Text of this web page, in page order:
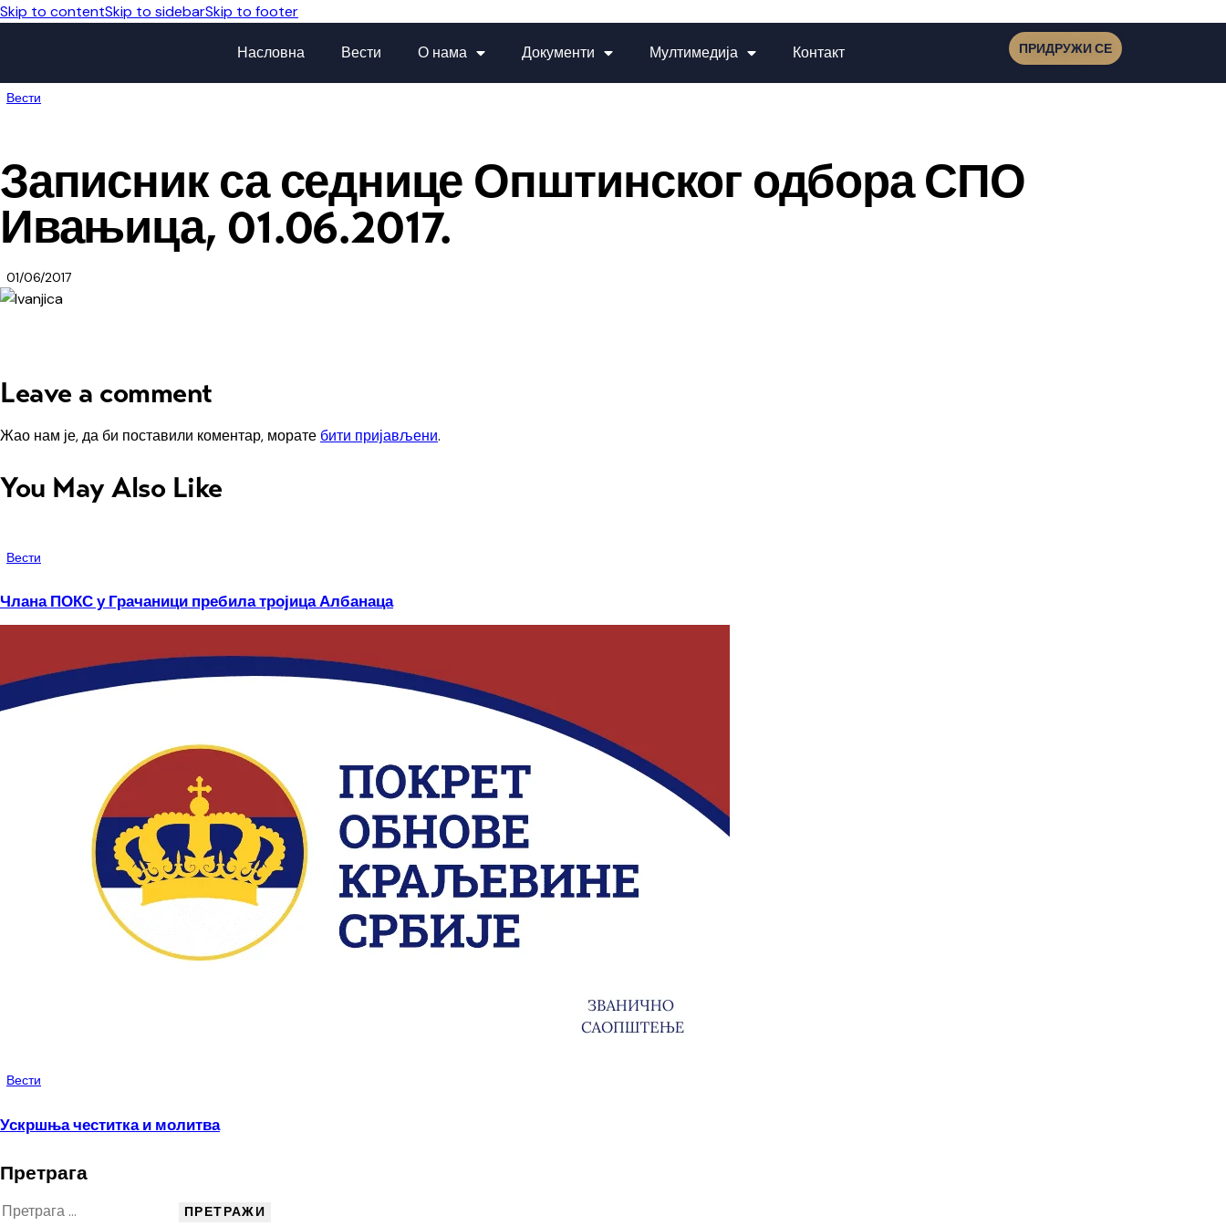
Skip to contentSkip to sidebarSkip to footer
Насловна Вести О нама Документи Мултимедија Контакт ПРИДРУЖИ СЕ
Вести
Записник са седнице Општинског одбора СПО
Ивањица, 01.06.2017.
01/06/2017
Leave a comment
Жао нам је, да би поставили коментар, морате бити пријављени.
You May Also Like
Вести
Члана ПОКС у Грачаници пребила тројица Албанаца
Вести
Ускршња честитка и молитва
Претрага